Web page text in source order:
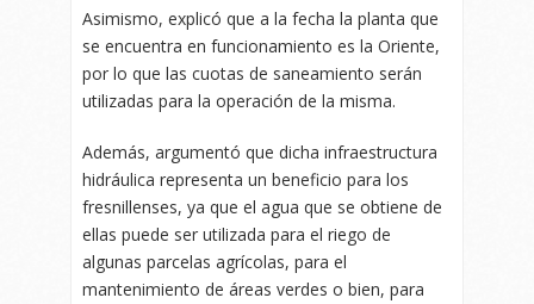
Asimismo, explicó que a la fecha la planta que
se encuentra en funcionamiento es la Oriente,
por lo que las cuotas de saneamiento serán
utilizadas para la operación de la misma.
Además, argumentó que dicha infraestructura
hidráulica representa un beneficio para los
fresnillenses, ya que el agua que se obtiene de
ellas puede ser utilizada para el riego de
algunas parcelas agrícolas, para el
mantenimiento de áreas verdes o bien, para